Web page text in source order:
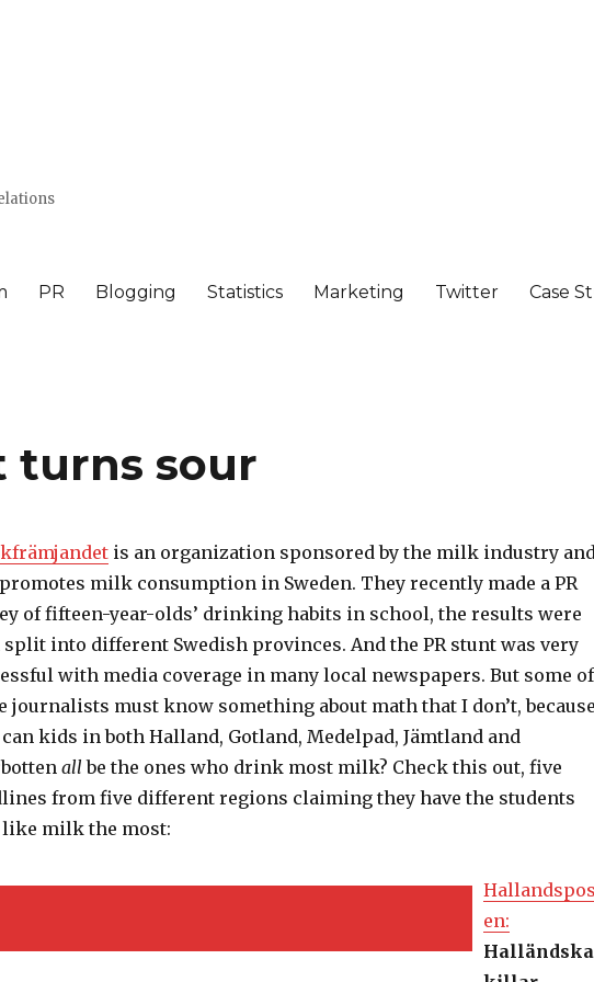
PR Blogging Statistics Marketing Twitter Case
turns sour
is an organization sponsored by the milk industry
milk consumption in Sweden. They recently made a PR
of fifteen-year-olds’ drinking habits in school, the results were
into different Swedish provinces. And the PR stunt was very
with media coverage in many local newspapers. But some of
journalists must know something about math that I don’t, because
kids in both Halland, Gotland, Medelpad, Jämtland and
allbe the ones who drink most milk? Check this out, five
from five different regions claiming they have the students
milk the most:
en:
Halländska